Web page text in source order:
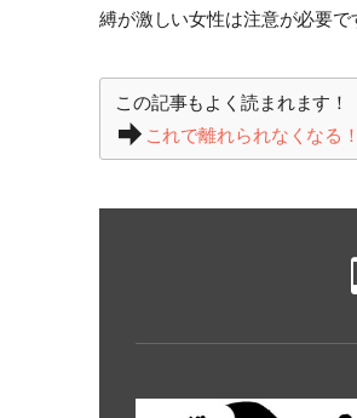
縛が激しい女性は注意が必要で
この記事もよく読まれます！
これで離れられなくなる